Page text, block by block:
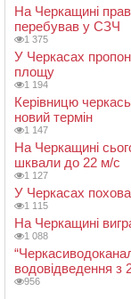
На Черкащині
перебував у СЗЧ
1 375
У Черкасах
площу
1 194
Керівницю
новий термін
1 147
На Черкащині
шквали до 22 м/с
1 127
У Черкасах
1 115
На Черкащині
1 088
водовідведення з
956